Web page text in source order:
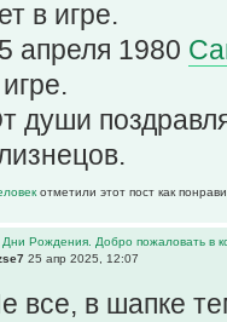
в игре.
апреля 1980
души
отметили этот пост как
Дни Рождения. Добро пожаловать в
25 апр 2025, 12:07
все, в шапке